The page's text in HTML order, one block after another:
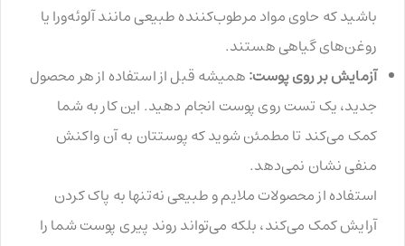
باشید که حاوی مواد مرطوب‌کننده طبیعی مانند آلوئه‌ورا یا
روغن‌های گیاهی هستند.
آزمایش بر روی پوست:همیشه قبل از استفاده از هر محصول
جدید، یک تست روی پوست انجام دهید. این کار به شما
کمک می‌کند تا مطمئن شوید که پوستتان به آن واکنش
منفی نشان نمی‌دهد.
استفاده از محصولات ملایم و طبیعی نه‌تنها به پاک کردن
آرایش کمک می‌کند، بلکه می‌تواند روند پیری پوست شما را